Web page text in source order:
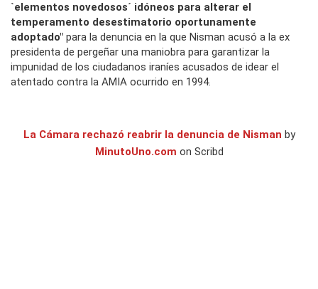
`elementos novedosos´ idóneos para alterar el
temperamento desestimatorio oportunamente
adoptado" para la denuncia en la que Nisman acusó a la ex
presidenta de pergeñar una maniobra para garantizar la
impunidad de los ciudadanos iraníes acusados de idear el
atentado contra la AMIA ocurrido en 1994.
La Cámara rechazó reabrir la denuncia de Nisman by
MinutoUno.com on Scribd